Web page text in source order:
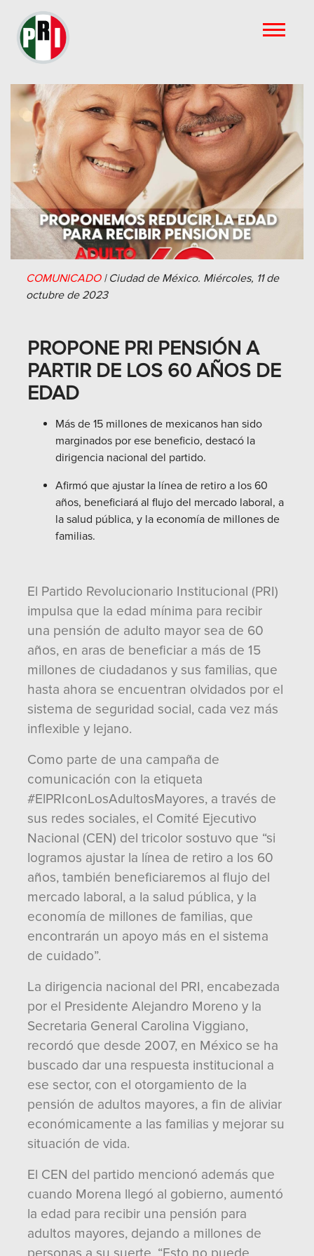
COMUNICADO| Ciudad de México. Miércoles, 11 de
octubre de 2023
PROPONE PRI PENSIÓN A
PARTIR DE LOS 60 AÑOS DE
EDAD
Más de 15 millones de mexicanos han sido
marginados por ese beneficio, destacó la
dirigencia nacional del partido.
Afirmó que ajustar la línea de retiro a los 60
años, beneficiará al flujo del mercado laboral, a
la salud pública, y la economía de millones de
familias.
El Partido Revolucionario Institucional (PRI)
impulsa que la edad mínima para recibir
una pensión de adulto mayor sea de 60
años, en aras de beneficiar a más de 15
millones de ciudadanos y sus familias, que
hasta ahora se encuentran olvidados por el
sistema de seguridad social, cada vez más
inflexible y lejano.
Como parte de una campaña de
comunicación con la etiqueta
#ElPRIconLosAdultosMayores, a través de
sus redes sociales, el Comité Ejecutivo
Nacional (CEN) del tricolor sostuvo que “si
logramos ajustar la línea de retiro a los 60
años, también beneficiaremos al flujo del
mercado laboral, a la salud pública, y la
economía de millones de familias, que
encontrarán un apoyo más en el sistema
de cuidado”.
La dirigencia nacional del PRI, encabezada
por el Presidente Alejandro Moreno y la
Secretaria General Carolina Viggiano,
recordó que desde 2007, en México se ha
buscado dar una respuesta institucional a
ese sector, con el otorgamiento de la
pensión de adultos mayores, a fin de aliviar
económicamente a las familias y mejorar su
situación de vida.
El CEN del partido mencionó además que
cuando Morena llegó al gobierno, aumentó
la edad para recibir una pensión para
adultos mayores, dejando a millones de